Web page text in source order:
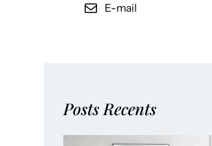
E-mail
Posts Recents